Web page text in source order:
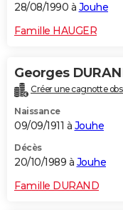
28/08/1990 à Jouhe
Famille HAUGER
Georges
Créer une cagnotte
Naissance
09/09/1911 à Jouhe
Décès
20/10/1989 à Jouhe
Famille DURAND